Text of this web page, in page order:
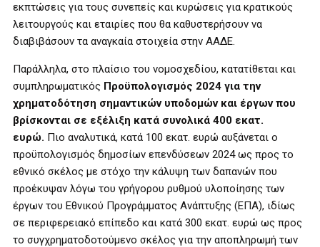
εκπτώσεις για τους συνεπείς και κυρώσεις για κρατικούς
λειτουργούς και εταιρίες που θα καθυστερήσουν να
διαβιβάσουν τα αναγκαία στοιχεία στην ΑΑΔΕ.
Παράλληλα, στο πλαίσιο του νομοσχεδίου, κατατίθεται και
συμπληρωματικός Προϋπολογισμός 2024 για την
χρηματοδότηση σημαντικών υποδομών και έργων που
βρίσκονται σε εξέλιξη κατά συνολικά 400 εκατ.
ευρώ. Πιο αναλυτικά, κατά 100 εκατ. ευρώ αυξάνεται ο
προϋπολογισμός δημοσίων επενδύσεων 2024 ως προς το
εθνικό σκέλος με στόχο την κάλυψη των δαπανών που
προέκυψαν λόγω του γρήγορου ρυθμού υλοποίησης των
έργων του Εθνικού Προγράμματος Ανάπτυξης (ΕΠΑ), ιδίως
σε περιφερειακό επίπεδο και κατά 300 εκατ. ευρώ ως προς
το συγχρηματοδοτούμενο σκέλος για την αποπληρωμή των